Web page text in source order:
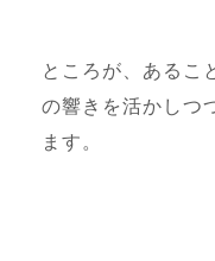
ところが、あるこ
の響きを活かしつ
ます。